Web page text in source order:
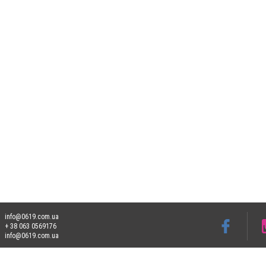
info@0619.com.ua
+ 38 063 0569176
info@0619.com.ua